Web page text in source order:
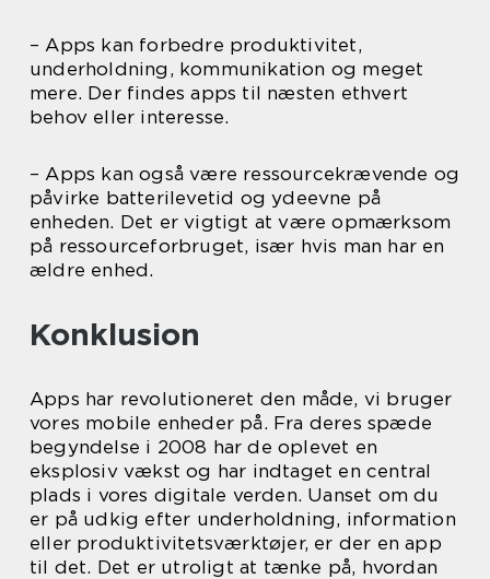
– Apps kan forbedre produktivitet,
underholdning, kommunikation og meget
mere. Der findes apps til næsten ethvert
behov eller interesse.
– Apps kan også være ressourcekrævende og
påvirke batterilevetid og ydeevne på
enheden. Det er vigtigt at være opmærksom
på ressourceforbruget, især hvis man har en
ældre enhed.
Konklusion
Apps har revolutioneret den måde, vi bruger
vores mobile enheder på. Fra deres spæde
begyndelse i 2008 har de oplevet en
eksplosiv vækst og har indtaget en central
plads i vores digitale verden. Uanset om du
er på udkig efter underholdning, information
eller produktivitetsværktøjer, er der en app
til det. Det er utroligt at tænke på, hvordan